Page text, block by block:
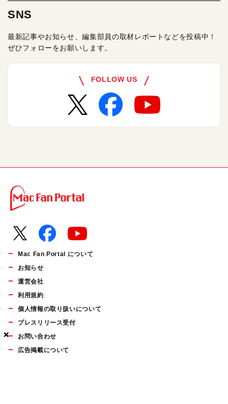
×
×
×
SNS
最新記事やお知らせ、編集部員の取材レポートなどを投稿中！
ぜひフォローをお願いします。
FOLLOW US
Mac Fan Portal について
お知らせ
運営会社
利用規約
個人情報の取り扱いについて
プレスリリース受付
お問い合わせ
広告掲載について